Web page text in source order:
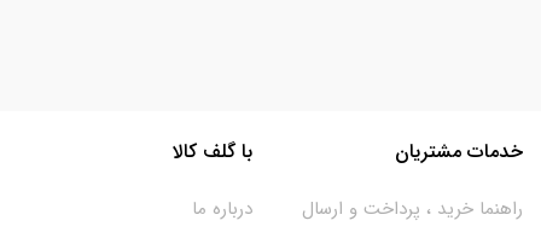
خدمات مشتریان
راهنما خرید ، پرداخت و ارسال
با گلف کالا
درباره ما